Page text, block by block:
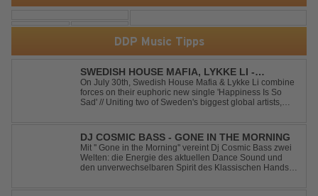
DDP Music Tipps
SWEDISH HOUSE MAFIA, LYKKE LI -
HAPPINESS IS SO SAD
On July 30th, Swedish House Mafia & Lykke Li combine
forces on their euphoric new single 'Happiness Is So
Sad' // Uniting two of Sweden's biggest global artists,
to // The track was ...
DJ COSMIC BASS - GONE IN THE MORNING
Mit '' Gone in the Morning'' vereint Dj Cosmic Bass zwei
Welten: die Energie des aktuellen Dance Sound und
den unverwechselbaren Spirit des Klassischen Hands